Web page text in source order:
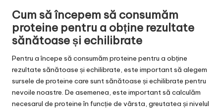
Cum să începem să consumăm
proteine pentru a obține rezultate
sănătoase și echilibrate
Pentru a începe să consumăm proteine pentru a obține
rezultate sănătoase și echilibrate, este important să alegem
sursele de proteine care sunt sănătoase și echilibrate pentru
nevoile noastre. De asemenea, este important să calculăm
necesarul de proteine în funcție de vârsta, greutatea și nivelul